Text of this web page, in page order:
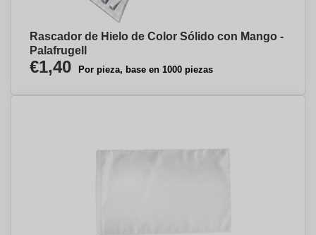
Rascador de Hielo de Color Sólido con Mango -
Palafrugell
€1,40 Por pieza, base en 1000 piezas